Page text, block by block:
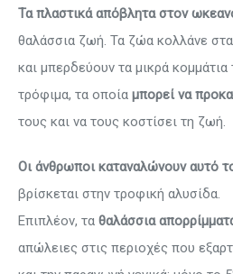
Τα πλαστικά απόβλητα στον
θαλάσσια ζωή. Τα ζώα κολλάνε
και μπερδεύουν τα μικρά
τρόφιμα, τα οποία μπορεί να
τους και να τους κοστίσει τη ζωή.
Οι άνθρωποι καταναλώνουν αυτό
βρίσκεται στην τροφική αλυσίδα.
Επιπλέον, τα θαλάσσια
απώλειες στις περιοχές που